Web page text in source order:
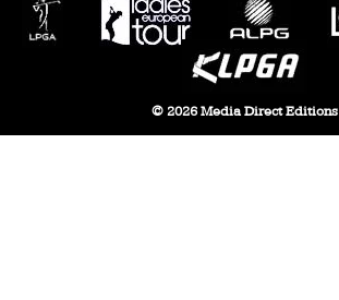
© 2026 Media Direct Editions